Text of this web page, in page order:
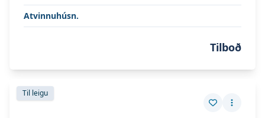
Atvinnuhúsn.
Tilboð
Skoða eignina
Til leigu
Vista eign
Fleiri
Skoða eignina